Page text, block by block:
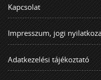
Kapcsolat
Impresszum, jogi
Adatkezelési tájékoztató